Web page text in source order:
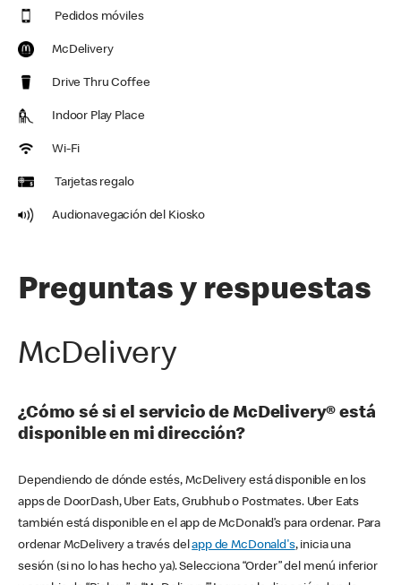
Pedidos móviles
McDelivery
Drive Thru Coffee
Indoor Play Place
Wi-Fi
Tarjetas regalo
Audionavegación del Kiosko
Preguntas y respuestas
McDelivery
¿Cómo sé si el servicio de McDelivery® está
disponible en mi dirección?
Dependiendo de dónde estés, McDelivery está disponible en los
apps de DoorDash, Uber Eats, Grubhub o Postmates. Uber Eats
también está disponible en el app de McDonald’s para ordenar. Para
ordenar McDelivery a través delapp de McDonald's, inicia una
sesión (si no lo has hecho ya). Selecciona “Order” del menú inferior